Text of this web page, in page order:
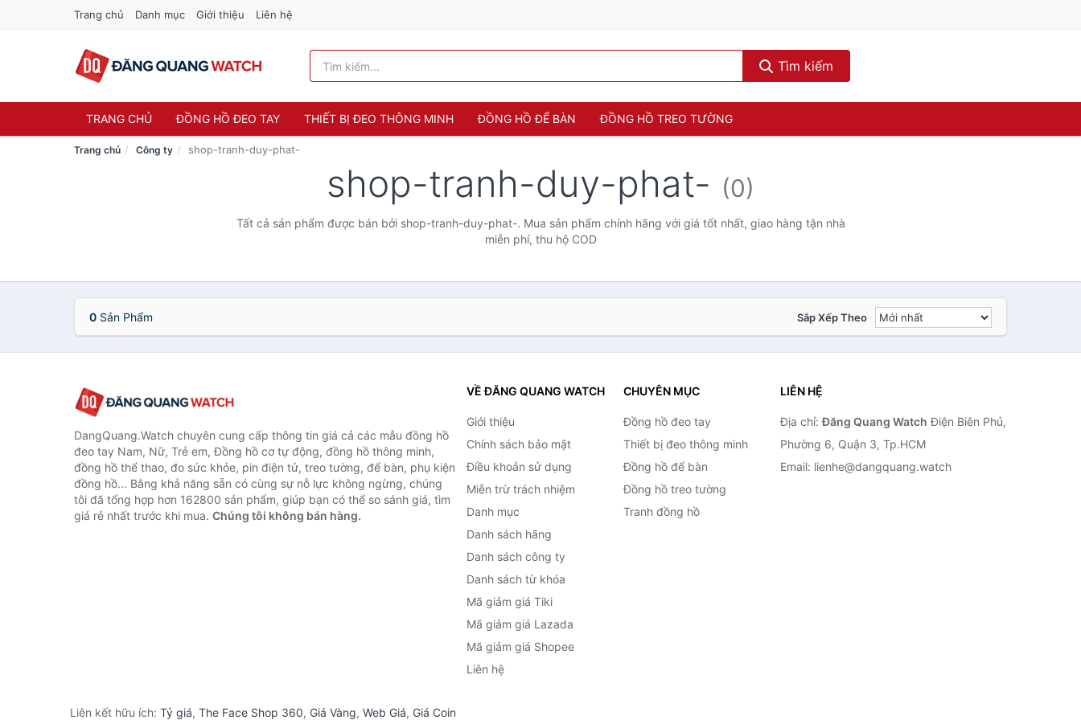
Trang chủ Danh mục Giới thiệu Liên hệ
Tìm kiếm
TRANG CHỦ ĐỒNG HỒ ĐEO TAY THIẾT BỊ ĐEO THÔNG MINH ĐỒNG HỒ ĐỂ BÀN ĐỒNG HỒ TREO TƯỜNG
Trang chủ Công ty shop-tranh-duy-phat-
shop-tranh-duy-phat- (0)
Tất cả sản phẩm được bán bởi shop-tranh-duy-phat-. Mua sản phẩm chính hãng với giá tốt nhất, giao hàng tận nhà
miễn phí, thu hộ COD
0 Sản Phẩm Sắp Xếp Theo
DangQuang.Watch chuyên cung cấp thông tin giá cả các mẫu đồng hồ
đeo tay Nam, Nữ, Trẻ em, Đồng hồ cơ tự động, đồng hồ thông minh,
đồng hồ thể thao, đo sức khỏe, pin điện tử, treo tường, để bàn, phụ kiện
đồng hồ... Bằng khả năng sẵn có cùng sự nỗ lực không ngừng, chúng
tôi đã tổng hợp hơn 162800 sản phẩm, giúp bạn có thể so sánh giá, tìm
giá rẻ nhất trước khi mua. Chúng tôi không bán hàng.
VỀ ĐĂNG QUANG WATCH
Giới thiệu
Chính sách bảo mật
Điều khoản sử dụng
Miễn trừ trách nhiệm
Danh mục
Danh sách hãng
Danh sách công ty
Danh sách từ khóa
Mã giảm giá Tiki
Mã giảm giá Lazada
Mã giảm giá Shopee
Liên hệ
CHUYÊN MỤC
Đồng hồ đeo tay
Thiết bị đeo thông minh
Đồng hồ để bàn
Đồng hồ treo tường
Tranh đồng hồ
LIÊN HỆ
Địa chỉ:Đăng Quang Watch Điện Biên Phủ,
Phường 6, Quận 3, Tp.HCM
Email: lienhe@dangquang.watch
Liên kết hữu ích: Tỷ giá, The Face Shop 360, Giá Vàng, Web Giá, Giá Coin